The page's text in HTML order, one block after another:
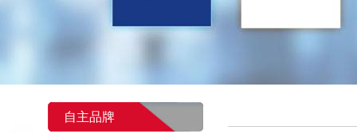
自主品牌